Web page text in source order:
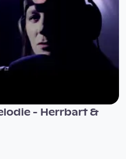
- Herrbart &